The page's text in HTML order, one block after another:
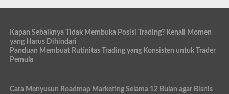
Kapan Sebaiknya Tidak Membuka Posisi Trading? Kenali Momen
yang Harus Dihindari
Panduan Membuat Rutinitas Trading yang Konsisten untuk Trader
Pemula
Cara Menyusun Roadmap Marketing Selama 12 Bulan agar Bisnis